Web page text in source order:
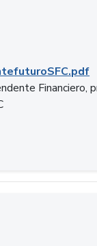
Financiero,